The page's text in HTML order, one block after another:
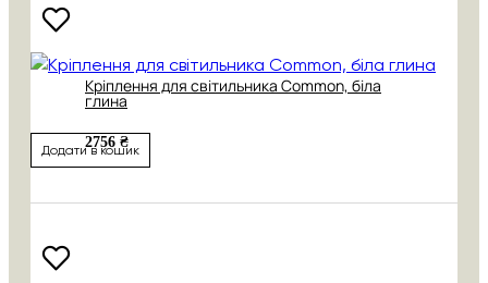
Кріплення для світильника Common, біла
глина
2756 ₴
Додати в кошик